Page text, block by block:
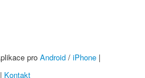
pro Android / iPhone |
| Kontakt